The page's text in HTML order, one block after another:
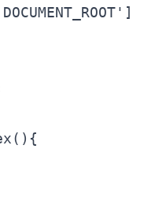
]
() {